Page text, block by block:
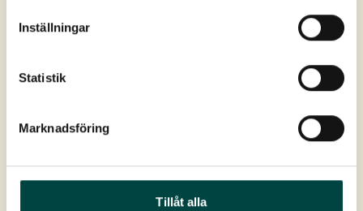
Inställningar
Statistik
Marknadsföring
Tillåt alla
Produktdatablad Grodan »
Produktdatablad Kantskinner (standardprofil) »